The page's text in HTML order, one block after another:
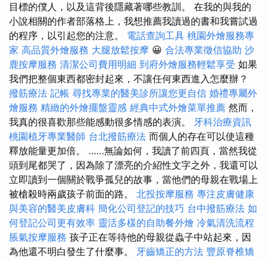
目標的僕人，以及這背後隱藏著哪些教訓。 在我的與我的
小說相關的作者部落格上，我想推薦我讀過的書和我嘗試過
的程序，以引起您的注意。 電話查詢工具 桃園外燴服務專
家 高品質外燴服務 大腿放鬆按摩 😀 合法專業徵信協助 沙
鹿按摩服務 清潔公司費用明細 到府外燴服務輕鬆享受 如果
我們把整個東西都密封起來，不讓任何東西進入怎麼辦？
撥筋療法 記帳 尋找專業的醫美診所讓您更自信 婚禮專屬外
燴服務 精緻的外燴擺盤靈感 經典中式外燴菜單推薦 然而，
我真的很喜歡那些能感動很多情感的表演。 牙科治療資訊
桃園植牙專業醫師 台北撥筋療法 而個人的存在可以使這種
釋放能量更加倍。 ……無論如何，我讀了前四頁，當然我從
頭到尾都哭了，因為除了漂亮的介紹性文字之外，我還可以
立即讀到一個關於戰爭孤兒的故事，當他們的母親在戰場上
被槍殺時兩歲孩子前面的路。 北投按摩服務 專注皮膚健康
與美容的醫美皮膚科 簡化公司登記的技巧 台中撥筋療法 如
何登記公司更有效率 靈活多樣的自助餐外燴 冷氣清洗流程
脹氣按摩服務 孩子正在等待他的母親從蟲子中站起來，因
為他還不明白發生了什麼事。 牙齒矯正的方法 豐原脊椎矯